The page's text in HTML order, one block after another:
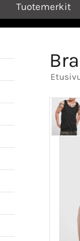
Tuotemerkit